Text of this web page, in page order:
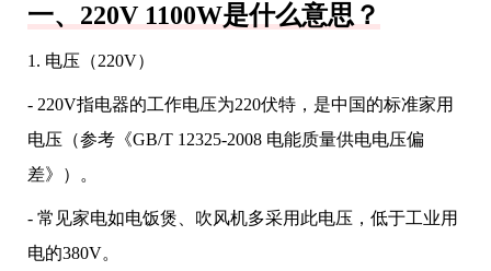
一、220V 1100W是什么意思？
1. 电压（220V）
- 220V指电器的工作电压为220伏特，是中国的标准家用
电压（参考《GB/T 12325-2008 电能质量供电电压偏
差》）。
- 常见家电如电饭煲、吹风机多采用此电压，低于工业用
电的380V。